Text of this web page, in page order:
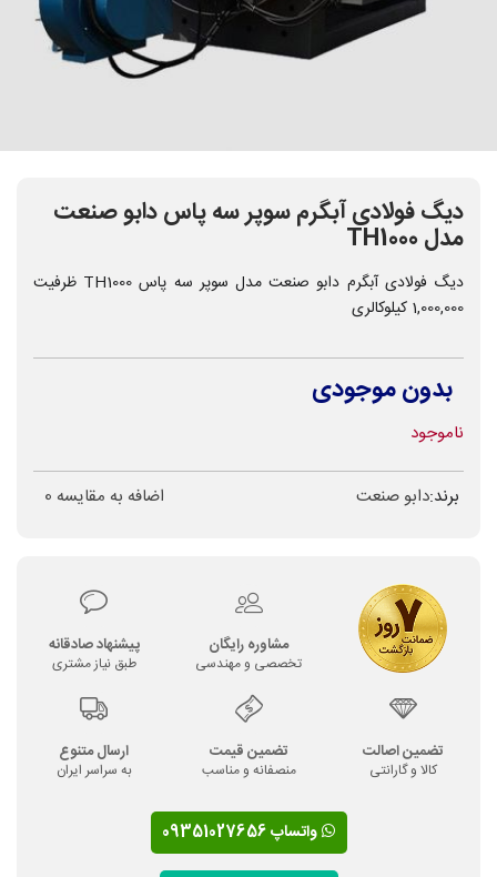
دیگ فولادی آبگرم سوپر سه پاس دابو صنعت
مدل TH1000
دیگ فولادی آبگرم دابو صنعت مدل سوپر سه پاس TH1000 ظرفیت
1,000,000 کیلوکالری
بدون موجودی
ناموجود
برند:دابو صنعت اضافه به مقایسه 0
مشاوره رایگان
تخصصی و مهندسی
پیشنهاد صادقانه
طبق نیاز مشتری
تضمین اصالت
کالا و گارانتی
تضمین قیمت
منصفانه و مناسب
ارسال متنوع
به سراسر ایران
واتساپ 09351027656